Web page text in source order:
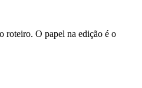
roteiro. O papel na edição é o